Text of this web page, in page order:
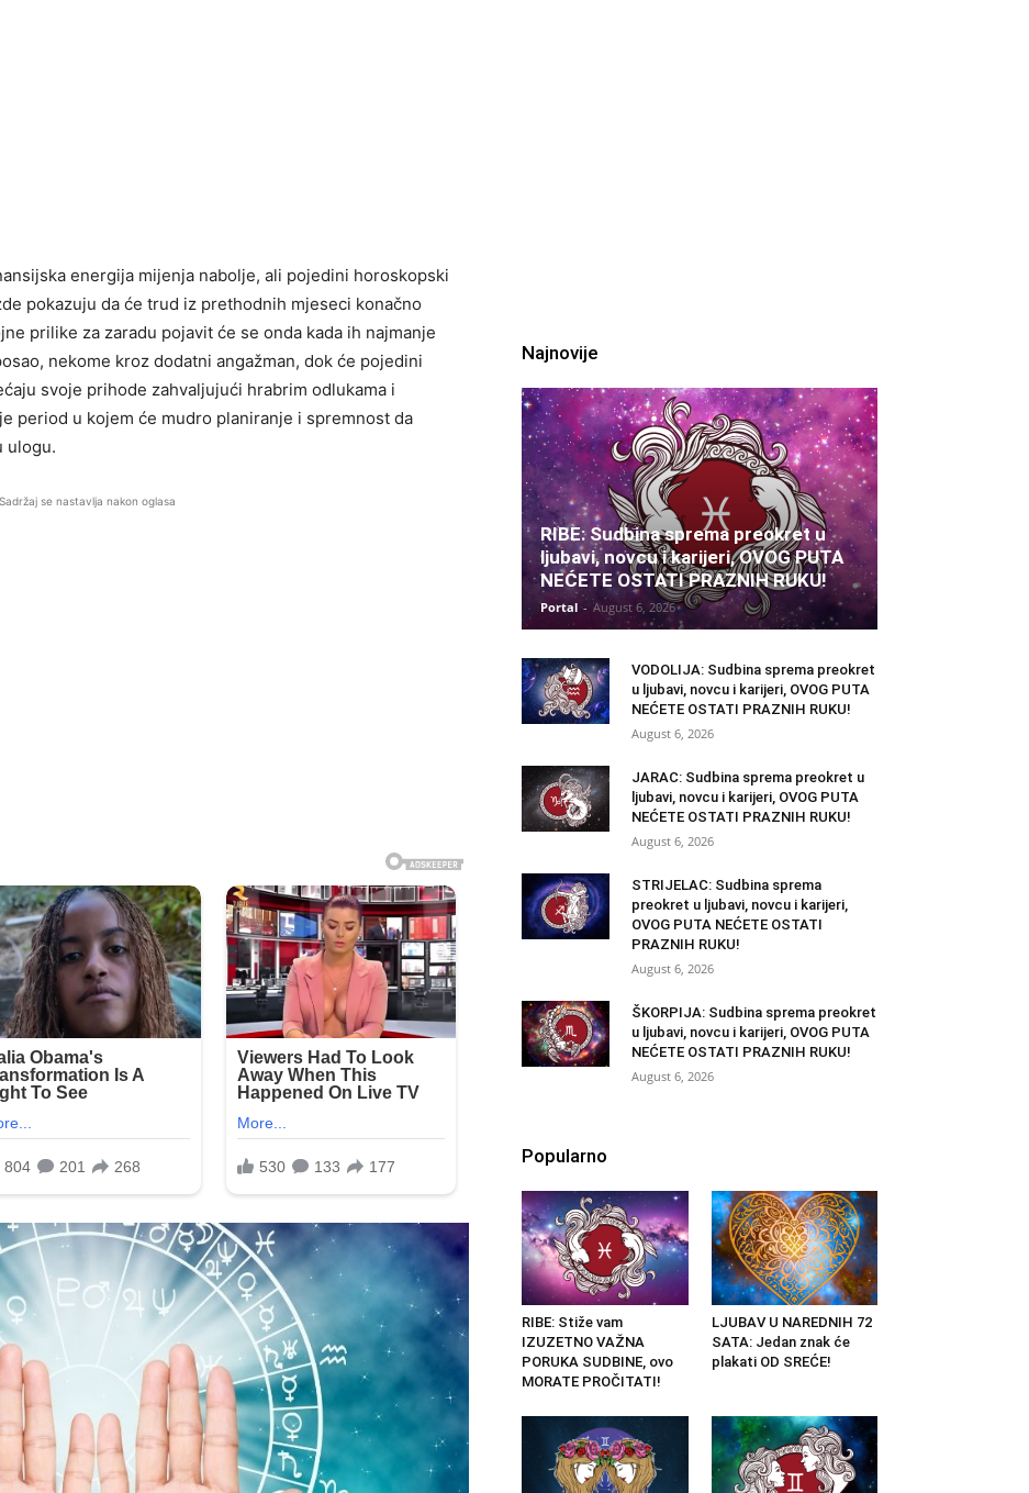
energija mijenja nabolje, ali pojedini horoskopski
pokazuju da će trud iz prethodnih mjeseci konačno
prilike za zaradu pojavit će se onda kada ih najmanje
nekome kroz dodatni angažman, dok će pojedini
svoje prihode zahvaljujući hrabrim odlukama i
period u kojem će mudro planiranje i spremnost da
ulogu.
Sadržaj se nastavlja nakon oglasa
Najnovije
RIBE: Sudbina sprema preokret u
ljubavi, novcu i karijeri, OVOG PUTA
NEĆETE OSTATI PRAZNIH RUKU!
Portal - August 6, 2026
VODOLIJA: Sudbina sprema preokret
u ljubavi, novcu i karijeri, OVOG PUTA
NEĆETE OSTATI PRAZNIH RUKU!
August 6, 2026
JARAC: Sudbina sprema preokret u
ljubavi, novcu i karijeri, OVOG PUTA
NEĆETE OSTATI PRAZNIH RUKU!
August 6, 2026
STRIJELAC: Sudbina sprema
preokret u ljubavi, novcu i karijeri,
OVOG PUTA NEĆETE OSTATI
PRAZNIH RUKU!
August 6, 2026
ŠKORPIJA: Sudbina sprema preokret
u ljubavi, novcu i karijeri, OVOG PUTA
NEĆETE OSTATI PRAZNIH RUKU!
August 6, 2026
Popularno
RIBE: Stiže vam
IZUZETNO VAŽNA
PORUKA SUDBINE, ovo
MORATE PROČITATI!
LJUBAV U NAREDNIH 72
SATA: Jedan znak će
plakati OD SREĆE!